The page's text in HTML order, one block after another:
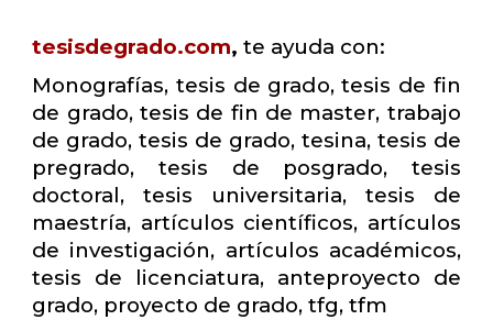
tesisdegrado.com, te ayuda con:
Monografías, tesis de grado, tesis de fin
de grado, tesis de fin de master, trabajo
de grado, tesis de grado, tesina, tesis de
pregrado, tesis de posgrado, tesis
doctoral, tesis universitaria, tesis de
maestría, artículos científicos, artículos
de investigación, artículos académicos,
tesis de licenciatura, anteproyecto de
grado, proyecto de grado, tfg, tfm